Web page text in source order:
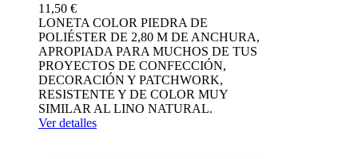
11,50 €
LONETA COLOR PIEDRA DE
POLIÉSTER DE 2,80 M DE ANCHURA,
APROPIADA PARA MUCHOS DE TUS
PROYECTOS DE CONFECCIÓN,
DECORACIÓN Y PATCHWORK,
RESISTENTE Y DE COLOR MUY
SIMILAR AL LINO NATURAL.
Ver detalles